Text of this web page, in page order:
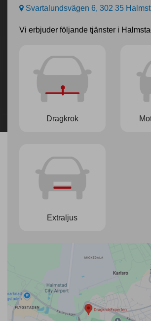
Svartalundsvägen 6, 302 35
Vi erbjuder följande tjänster i
Dragkrok
Extraljus